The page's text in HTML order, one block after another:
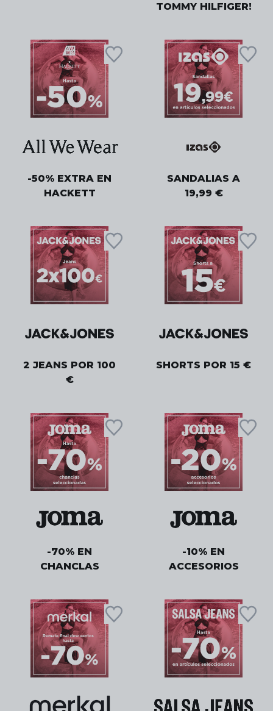
TOMMY HILFIGER!
-50% EXTRA EN
HACKETT
SANDALIAS A
19,99 €
2 JEANS POR 100
€
SHORTS POR 15 €
-70% EN
CHANCLAS
-10% EN
ACCESORIOS